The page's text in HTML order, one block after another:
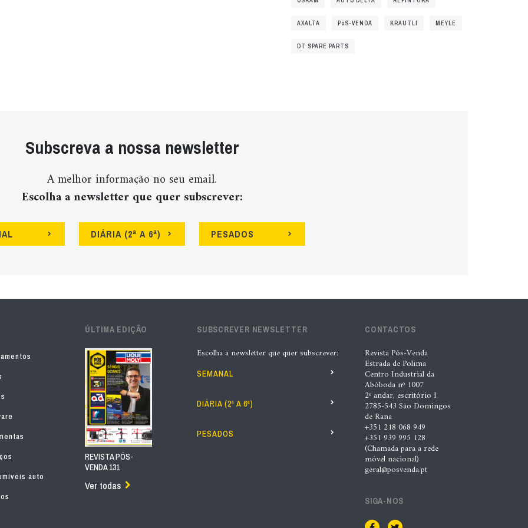
AXALTA PóS-VENDA KRAUTLI MEYLE
DT SPARE PARTS
Subscreva a nossa newsletter
A melhor informação no seu email.
Escolha a newsletter que quer subscrever:
DIÁRIA (2ª A 6ª) PESADOS
auto
ÚLTIMA EDIÇÃO
REVISTA PÓS-
VENDA 131
Ver todas
SUBSCREVER NEWSLETTER
Escolha a newsletter que quer subscrever:
SEMANAL
DIÁRIA (2ª A 6ª)
PESADOS
CONTACTOS
Revista Pós-Venda
Estrada de Polima
Centro Industrial da
Abóboda nº 1007
2º andar, escritório I
2785-543 São Domingos
de Rana
+351 218 068 949
+351 939 995 128
(Chamada para a rede
móvel nacional)
geral@posvenda.pt
SIGA-NOS